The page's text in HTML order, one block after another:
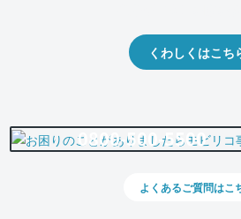
くわしくはこち
0800-500-5500
よくあるご質問はこ